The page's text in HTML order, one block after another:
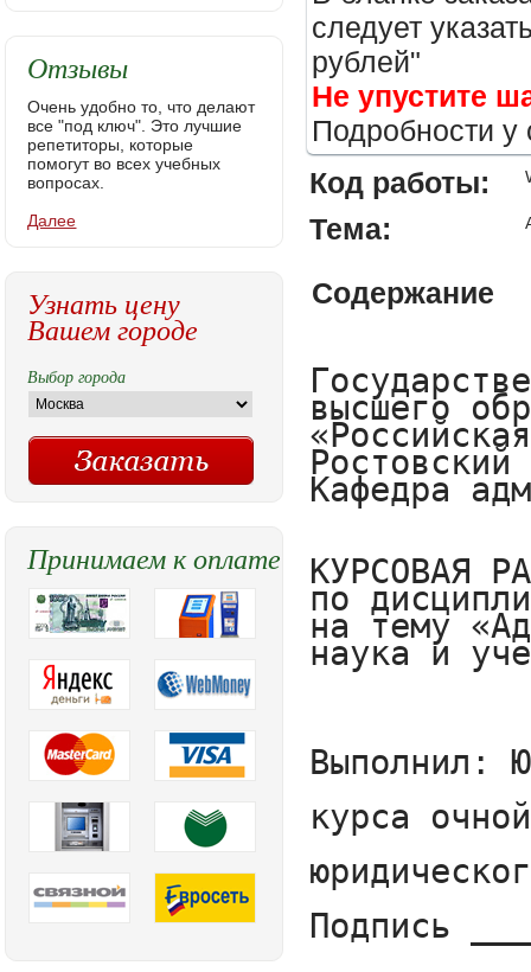
следует
рублей"
Не упустите
Подробности
Код работы:
Тема:
Содержание
Государственное казенное образовательное учреждение
высшего образования
«Российская таможенная академия»
Ростовский филиал
Кафедра административного и таможенного права


КУРСОВАЯ РАБОТА
по дисциплине «Административное право»
на тему «Административное право как отрасль права, наука и учебная дисциплина»


                                                      Выполнил: Ю.Е. Андреева, студент 2-го
                                                      курса очной формы обучения
                                                      юридического факультета, группа ЮБ01/1401
                                                      Подпись _____________________
          
                                                      Научный руководитель: Э.В. Дригола,
                                                      канд. юрид. наук, доцент
                                                      Подпись _____________________
          


Ростов-на-Дону
2016
     
Содержание

Введение……………………………………………………………………………...3
Глава 1.	Административное право как отрасль права…………………………5
1.1.	 Предмет и метод административного права………………………………..5
1.2.	Соотношение административного права с другими отраслями права………………………………………………………………………….……….9
Глава 2.	Административное право как наука……………………………...….12
2.1.	 Понятие и предмет науки административного права……………….……12
2.2.	Развитие науки административного права…………………………….…..14
2.3.	 Актуальные проблемы науки административного права………………..19
Глава 3.	Административное право как учебная дисциплина………….…….23
3.1.	 Предмет и задачи учебной дисциплины……………………….….………23
3.2.	 Система учебной дисциплины…………………………………….……….25
Заключение…………………………………………………………………….……30
Список использованной литературы………………………………..……….……33

ВВЕДЕНИЕ

     Административное право является одной из наиболее объемных по своему содержанию отраслей права, поскольку регулирует вопросы организации и деятельности разветвленного аппарата управления, а именно всех звеньев системы органов исполнительной власти и «управленческий разрез» основных сфер экономического и социального развития.
     Административное
Отзывы
Очень удобно то, что делают
все "под ключ". Это лучшие
репетиторы, которые
помогут во всех учебных
вопросах.
Далее
Узнать цену
Вашем городе
Выбор города
Принимаем к оплате